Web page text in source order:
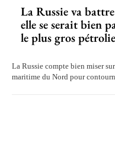
La Russie va
elle se serait bien
le plus gros
La Russie compte bien miser
maritime du Nord pour